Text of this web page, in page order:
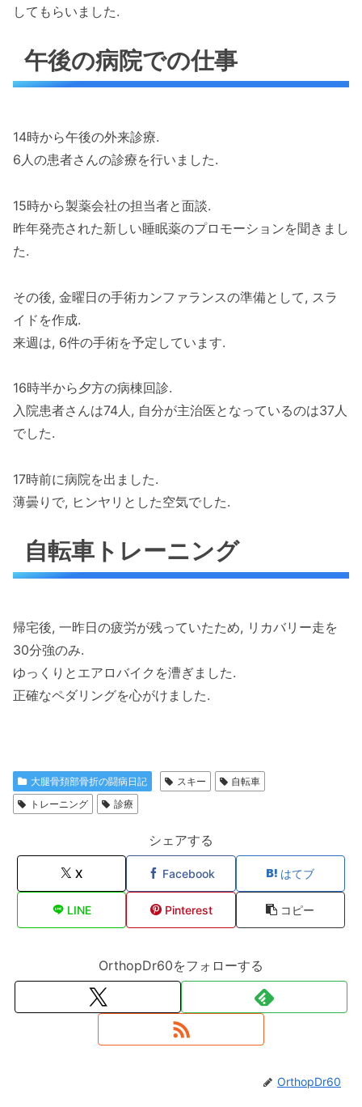
してもらいました.
午後の病院での仕事
14時から午後の外来診療.
6人の患者さんの診療を行いました.
15時から製薬会社の担当者と面談.
昨年発売された新しい睡眠薬のプロモーションを聞きまし
た.
その後, 金曜日の手術カンファランスの準備として, スラ
イドを作成.
来週は, 6件の手術を予定しています.
16時半から夕方の病棟回診.
入院患者さんは74人, 自分が主治医となっているのは37人
でした.
17時前に病院を出ました.
薄曇りで, ヒンヤリとした空気でした.
自転車トレーニング
帰宅後, 一昨日の疲労が残っていたため, リカバリー走を
30分強のみ.
ゆっくりとエアロバイクを漕ぎました.
正確なペダリングを心がけました.
大腿骨頚部骨折の闘病日記 スキー
自転車
トレーニング
診療
シェアする
X Facebook はてブ
LINE Pinterest コピー
OrthopDr60をフォローする
OrthopDr60